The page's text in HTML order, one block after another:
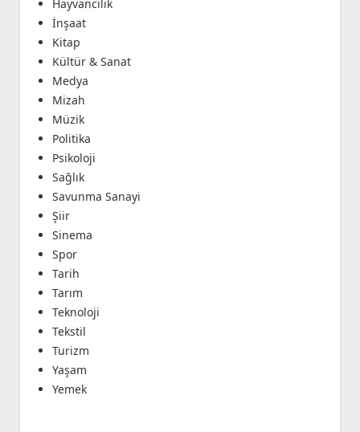
Hayvancılık
İnşaat
Kitap
Kültür & Sanat
Medya
Mizah
Müzik
Politika
Psikoloji
Sağlık
Savunma Sanayi
Şiir
Sinema
Spor
Tarih
Tarım
Teknoloji
Tekstil
Turizm
Yaşam
Yemek